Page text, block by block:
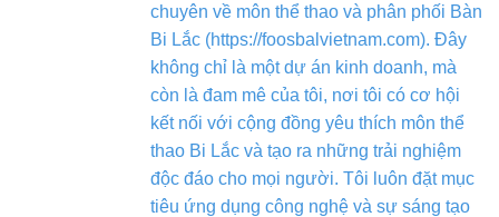
chuyên về môn thể thao và phân phối Bàn
Bi Lắc (https://foosbalvietnam.com). Đây
không chỉ là một dự án kinh doanh, mà
còn là đam mê của tôi, nơi tôi có cơ hội
kết nối với cộng đồng yêu thích môn thể
thao Bi Lắc và tạo ra những trải nghiệm
độc đáo cho mọi người. Tôi luôn đặt mục
tiêu ứng dụng công nghệ và sự sáng tạo